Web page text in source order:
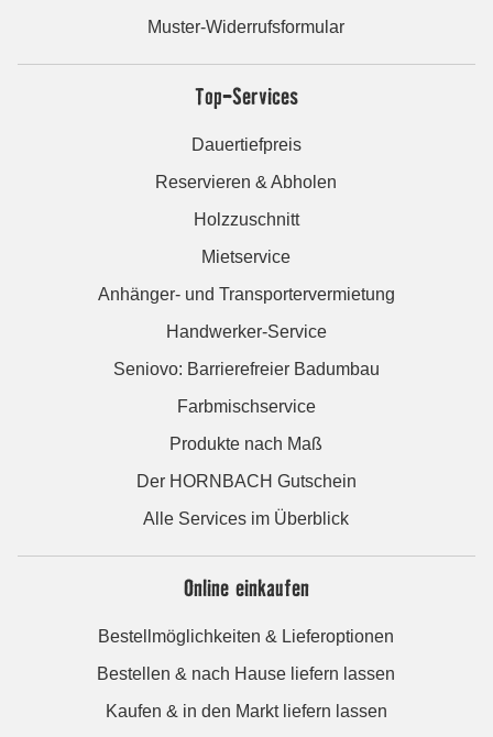
Muster-Widerrufsformular
Top-Services
Dauertiefpreis
Reservieren & Abholen
Holzzuschnitt
Mietservice
Anhänger- und Transportervermietung
Handwerker-Service
Seniovo: Barrierefreier Badumbau
Farbmischservice
Produkte nach Maß
Der HORNBACH Gutschein
Alle Services im Überblick
Online einkaufen
Bestellmöglichkeiten & Lieferoptionen
Bestellen & nach Hause liefern lassen
Kaufen & in den Markt liefern lassen